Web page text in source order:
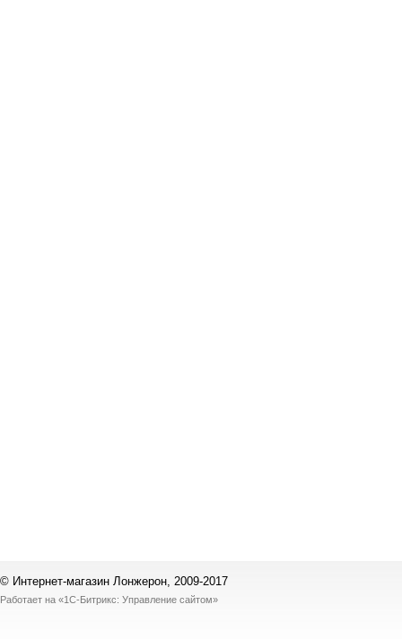
© Интернет-магазин Лонжерон, 2009-2017
Работает на «1С-Битрикс: Управление сайтом»